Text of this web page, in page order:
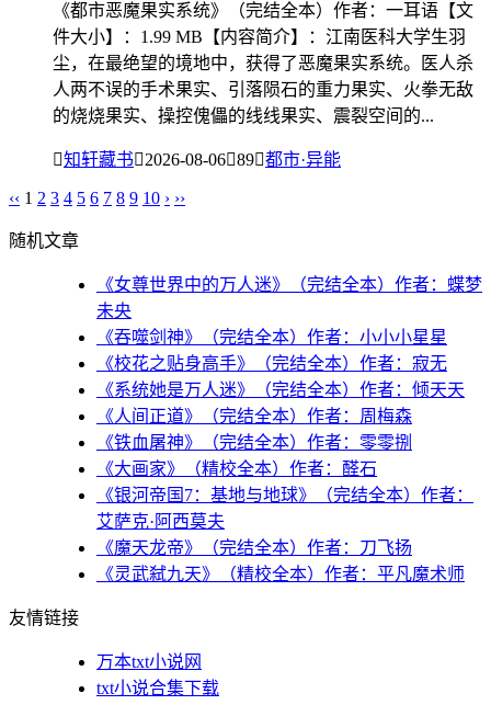
《都市恶魔果实系统》（完结全本）作者：一耳语【文
件大小】：1.99 MB【内容简介】：江南医科大学生羽
尘，在最绝望的境地中，获得了恶魔果实系统。医人杀
人两不误的手术果实、引落陨石的重力果实、火拳无敌
的烧烧果实、操控傀儡的线线果实、震裂空间的...
知轩藏书2026-08-0689都市·异能
‹‹ 1 2 3 4 5 6 7 8 9 10 › ››
随机文章
《女尊世界中的万人迷》（完结全本）作者：蝶梦
未央
《吞噬剑神》（完结全本）作者：小小小星星
《校花之贴身高手》（完结全本）作者：寂无
《系统她是万人迷》（完结全本）作者：倾天天
《人间正道》（完结全本）作者：周梅森
《铁血屠神》（完结全本）作者：零零捌
《大画家》（精校全本）作者：醛石
《银河帝国7：基地与地球》（完结全本）作者：
艾萨克·阿西莫夫
《魔天龙帝》（完结全本）作者：刀飞扬
《灵武弑九天》（精校全本）作者：平凡魔术师
友情链接
万本txt小说网
txt小说合集下载